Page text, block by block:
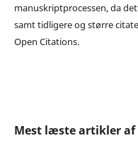
manuskriptprocessen, da
samt tidligere og større
Open Citations.
Mest læste artikler